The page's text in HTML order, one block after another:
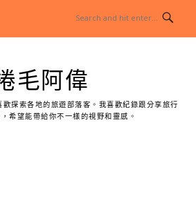
毛阿偉
探索各地的旅遊部落客。我喜歡紀錄跟分享旅行
希望能帶給你不一樣的視野和靈感。